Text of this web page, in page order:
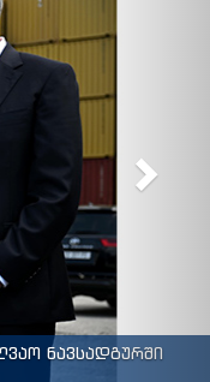
ნავსადგურში